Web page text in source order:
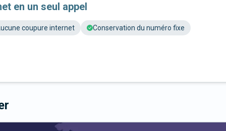
en un seul appel
coupure internet Conservation du numéro fixe